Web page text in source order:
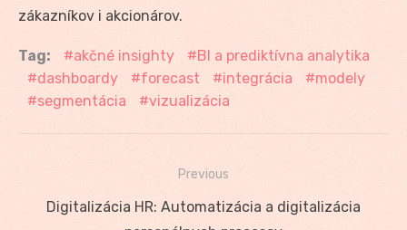
zákazníkov i akcionárov.
Tag: akčné insighty
BI a prediktívna analytika
dashboardy
forecast integrácia
modely
segmentácia
vizualizácia
Navigácia
Previous
Previous
Digitalizácia HR: Automatizácia a digitalizácia